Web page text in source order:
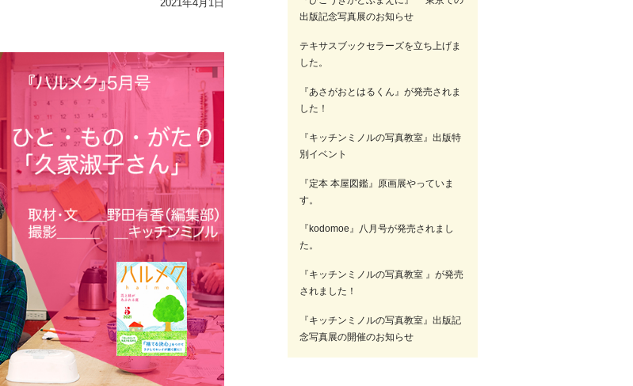
2021年4月1日
出版記念写真展のお知らせ
テキサスブックセラーズを立ち上げま
した。
『あさがおとはるくん』が発売されま
した！
『キッチンミノルの写真教室』出版特
別イベント
『定本 本屋図鑑』原画展やっていま
す。
『kodomoe』八月号が発売されまし
た。
『キッチンミノルの写真教室 』が発売
されました！
『キッチンミノルの写真教室』出版記
念写真展の開催のお知らせ